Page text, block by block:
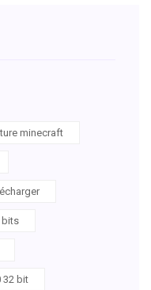
minecraft
bits
32 bit